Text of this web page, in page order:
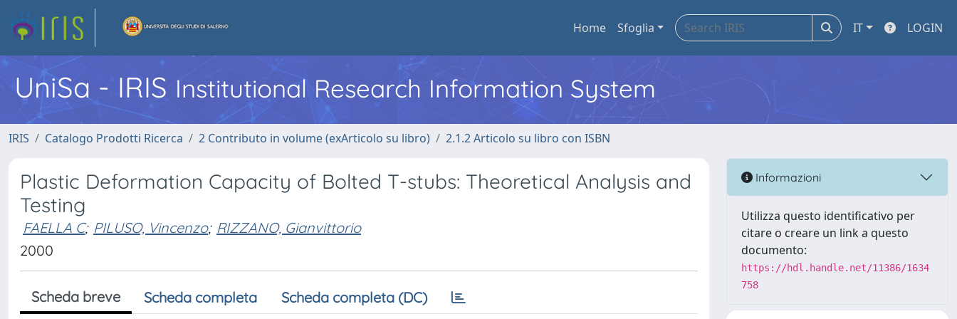
Home Sfoglia IT LOGIN
UniSa - IRIS Institutional Research Information System
IRIS Catalogo Prodotti Ricerca 2 Contributo in volume (exArticolo su libro) 2.1.2 Articolo su libro con ISBN
Plastic Deformation Capacity of Bolted T-stubs: Theoretical Analysis and
Testing
FAELLA C; PILUSO, Vincenzo; RIZZANO, Gianvittorio
2000
Scheda breve Scheda completa Scheda completa (DC)
Informazioni
Utilizza questo identificativo per
citare o creare un link a questo
documento:
https://hdl.handle.net/11386/1634
758